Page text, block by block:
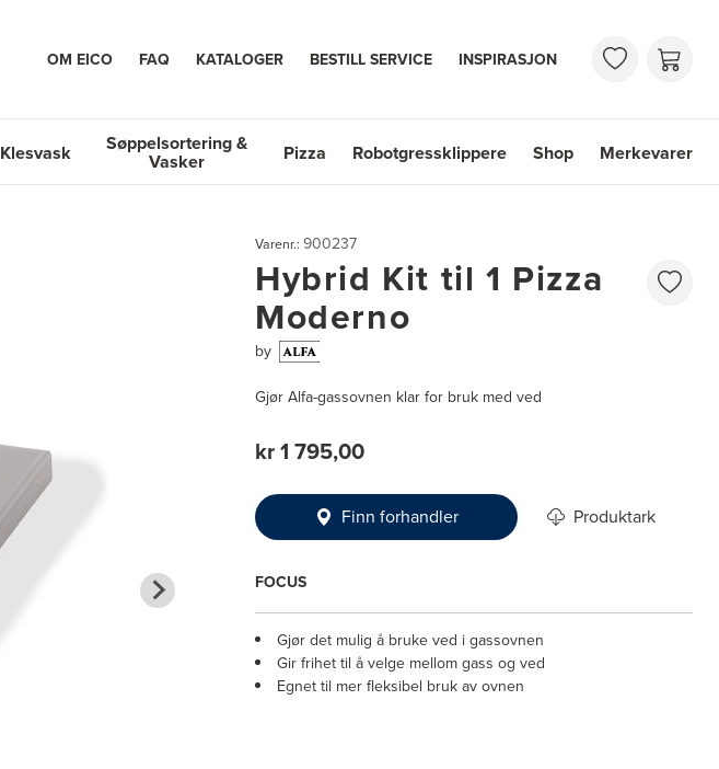
OM EICO FAQ KATALOGER BESTILL SERVICE INSPIRASJON
Klesvask Søppelsortering &
Vasker Pizza Robotgressklippere Shop Merkevarer
Varenr.: 900237
Hybrid Kit til 1 Pizza
Moderno
by
Gjør Alfa-gassovnen klar for bruk med ved
kr 1 795,00
Finn forhandler Produktark
FOCUS
Gjør det mulig å bruke ved i gassovnen
Gir frihet til å velge mellom gass og ved
Egnet til mer fleksibel bruk av ovnen